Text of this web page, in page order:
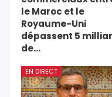
le Maroc et le
Royaume-Uni
dépassent 5
de…
EN DIRECT